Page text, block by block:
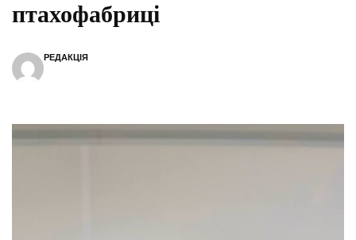
птахофабриці
РЕДАКЦІЯ